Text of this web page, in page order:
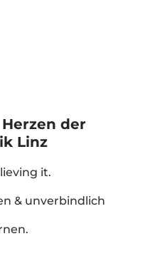
der
Linz
it.
& unverbindlich